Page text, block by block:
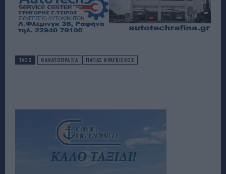
TAGS ΘΑΝΑΤΟΠΡΑΞΙΑ ΠΑΠΑΣ ΦΡΑΓΚΙΣΚΟΣ